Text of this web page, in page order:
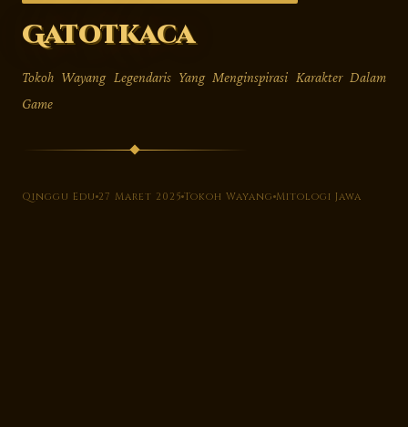
Gatotkaca
Tokoh Wayang Legendaris Yang Menginspirasi Karakter Dalam
Game
Qinggu Edu 27 Maret 2025 Tokoh Wayang Mitologi Jawa